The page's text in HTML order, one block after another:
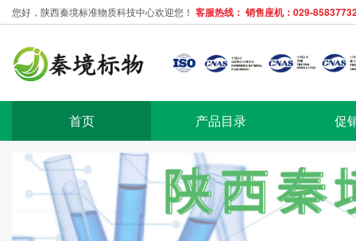
您好，陕西秦境标准物质科技中心欢迎您！ 客服热线： 销售座机：029-
首页 产品目录 促